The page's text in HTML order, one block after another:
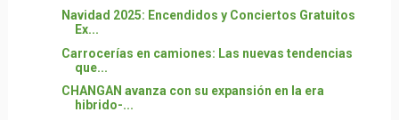
Navidad 2025: Encendidos y Conciertos Gratuitos
Ex...
Carrocerías en camiones: Las nuevas tendencias
que...
CHANGAN avanza con su expansión en la era
hibrido-...